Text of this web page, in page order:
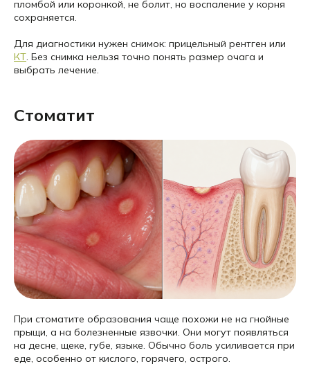
пломбой или коронкой, не болит, но воспаление у корня
сохраняется.
Для диагностики нужен снимок: прицельный рентген или
КТ. Без снимка нельзя точно понять размер очага и
выбрать лечение.
Стоматит
При стоматите образования чаще похожи не на гнойные
прыщи, а на болезненные язвочки. Они могут появляться
на десне, щеке, губе, языке. Обычно боль усиливается при
еде, особенно от кислого, горячего, острого.